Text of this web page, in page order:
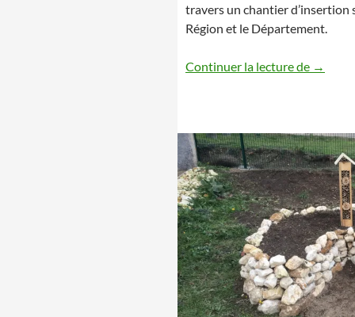
travers un chantier d’insertion
Région et le Département.
Continuer la lecture de Des
→